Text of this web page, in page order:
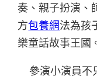
奏、親子扮演、
方包養網法為孩
樂童話故事王國
參演小演員不